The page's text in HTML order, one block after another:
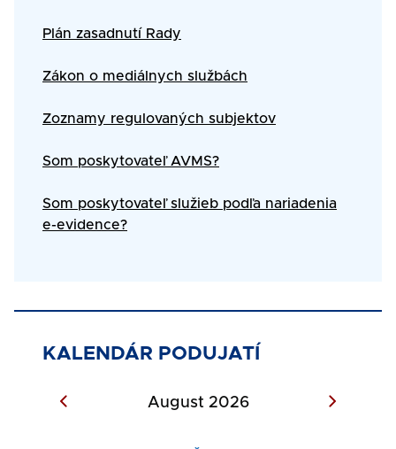
Text
Plán zasadnutí Rady
Zákon o mediálnych službách
Zoznamy regulovaných subjektov
Som poskytovateľ AVMS?
Som poskytovateľ služieb podľa nariadenia
e-evidence?
KALENDÁR PODUJATÍ
August 2026